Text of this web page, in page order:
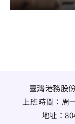
臺灣港務股
上班時間：周
地址：